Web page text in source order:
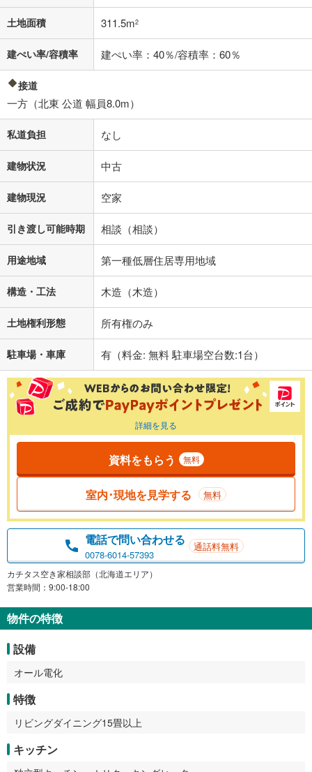
土地面積 311.5m2
建ぺい率/容積率 建ぺい率：40％/容積率：60％
接道
一方（北東 公道 幅員8.0m）
私道負担 なし
建物状況 中古
建物現況 空家
引き渡し可能時期 相談（相談）
用途地域 第一種低層住居専用地域
構造・工法 木造（木造）
土地権利形態 所有権のみ
駐車場・車庫 有（料金: 無料 駐車場空台数:1台）
詳細を見る
資料をもらう 無料
室内･現地を見学する 無料
電話で問い合わせる
0078-6014-57393
通話料無料
カチタス空き家相談部（北海道エリア）
営業時間：9:00-18:00
物件の特徴
設備
オール電化
特徴
リビングダイニング15畳以上
キッチン